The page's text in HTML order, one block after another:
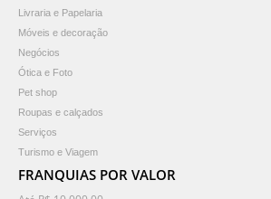
Livraria e Papelaria
Móveis e decoração
Negócios
Ótica e Foto
Pet shop
Roupas e calçados
Serviços
Turismo e Viagem
FRANQUIAS POR VALOR